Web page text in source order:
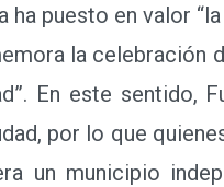
puesto en valor
la celebración
En este sentido,
por lo que
un municipio